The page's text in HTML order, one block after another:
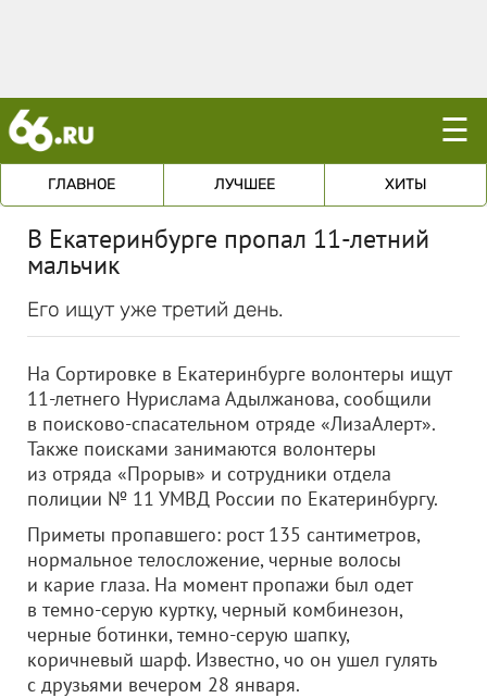
☰
ГЛАВНОЕ ЛУЧШЕЕ ХИТЫ
В Екатеринбурге пропал 11-летний
мальчик
Его ищут уже третий день.
На Сортировке в Екатеринбурге волонтеры ищут
11-летнего Нурислама Адылжанова, сообщили
в поисково-спасательном отряде «ЛизаАлерт».
Также поисками занимаются волонтеры
из отряда «Прорыв» и сотрудники отдела
полиции № 11 УМВД России по Екатеринбургу.
Приметы пропавшего: рост 135 сантиметров,
нормальное телосложение, черные волосы
и карие глаза. На момент пропажи был одет
в темно-серую куртку, черный комбинезон,
черные ботинки, темно-серую шапку,
коричневый шарф. Известно, чо он ушел гулять
с друзьями вечером 28 января.